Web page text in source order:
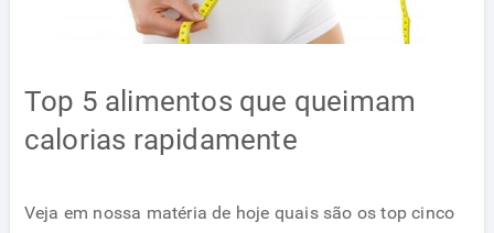
Top 5 alimentos que queimam
calorias rapidamente
Veja em nossa matéria de hoje quais são os top cinco